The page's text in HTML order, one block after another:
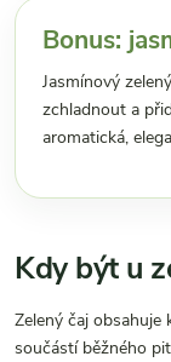
Bonus:
Jasmínový
zchladnout a
aromatická,
Kdy být u
Zelený čaj
součástí běžného